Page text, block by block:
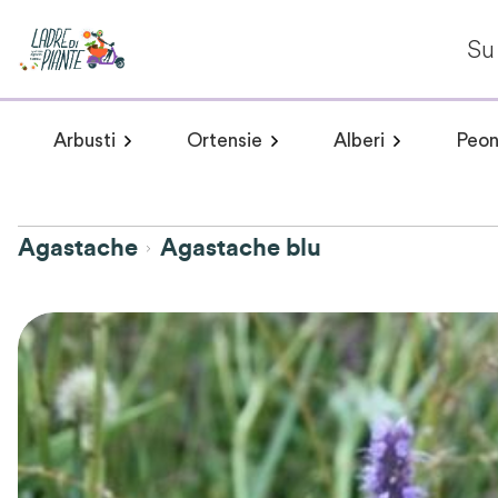
ArbustiArbusti a fioritura primaverile
Arbusti a
OrtensieHydrangea arborescens
Alberi Plumeria
Agastache Agastache blu